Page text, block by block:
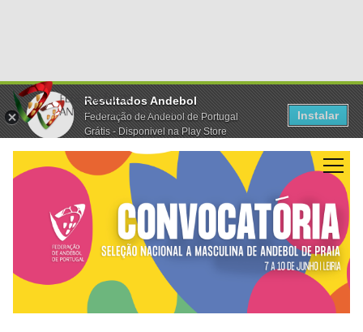
Resultados Andebol
Federação de Andebol de Portugal
Grátis - Disponivel na Play Store
Instalar